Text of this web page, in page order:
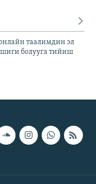
таалимдин эл
болууга тийиш